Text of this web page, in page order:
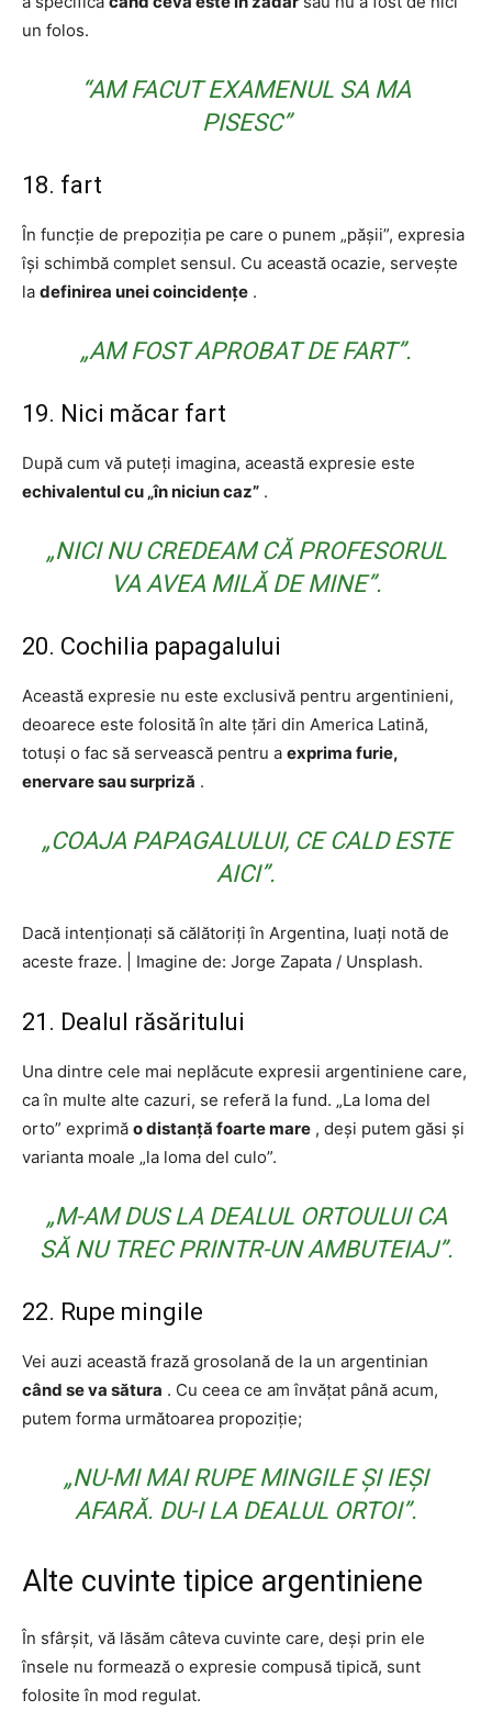
un folos.
“AM FACUT EXAMENUL SA MA
PISESC”
18. fart
În funcție de prepoziția pe care o punem „pășii”, expresia
își schimbă complet sensul. Cu această ocazie, servește
la definirea unei coincidențe .
„AM FOST APROBAT DE FART”.
19. Nici măcar fart
După cum vă puteți imagina, această expresie este
echivalentul cu „în niciun caz” .
„NICI NU CREDEAM CĂ PROFESORUL
VA AVEA MILĂ DE MINE”.
20. Cochilia papagalului
Această expresie nu este exclusivă pentru argentinieni,
deoarece este folosită în alte țări din America Latină,
totuși o fac să servească pentru a exprima furie,
enervare sau surpriză .
„COAJA PAPAGALULUI, CE CALD ESTE
AICI”.
Dacă intenționați să călătoriți în Argentina, luați notă de
aceste fraze.
Imagine de: Jorge Zapata / Unsplash.
21. Dealul răsăritului
Una dintre cele mai neplăcute expresii argentiniene care,
ca în multe alte cazuri, se referă la fund. „La loma del
orto” exprimă o distanță foarte mare , deși putem găsi și
varianta moale „la loma del culo”.
„M-AM DUS LA DEALUL ORTOULUI CA
SĂ NU TREC PRINTR-UN AMBUTEIAJ”.
22. Rupe mingile
Vei auzi această frază grosolană de la un argentinian
când se va sătura . Cu ceea ce am învățat până acum,
putem forma următoarea propoziție;
„NU-MI MAI RUPE MINGILE ȘI IEȘI
AFARĂ. DU-I LA DEALUL ORTOI”.
Alte cuvinte tipice argentiniene
În sfârșit, vă lăsăm câteva cuvinte care, deși prin ele
însele nu formează o expresie compusă tipică, sunt
folosite în mod regulat.